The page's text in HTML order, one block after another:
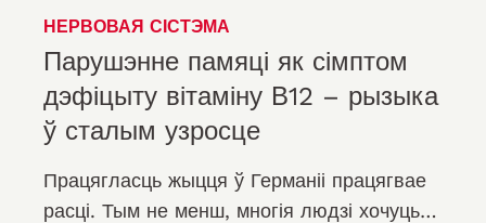
НЕРВОВАЯ СІСТЭМА
Парушэнне памяці як сімптом
дэфіцыту вітаміну В12 – рызыка
ў сталым узросце
Працягласць жыцця ў Германіі працягвае
расці. Тым не менш, многія людзі хочуць